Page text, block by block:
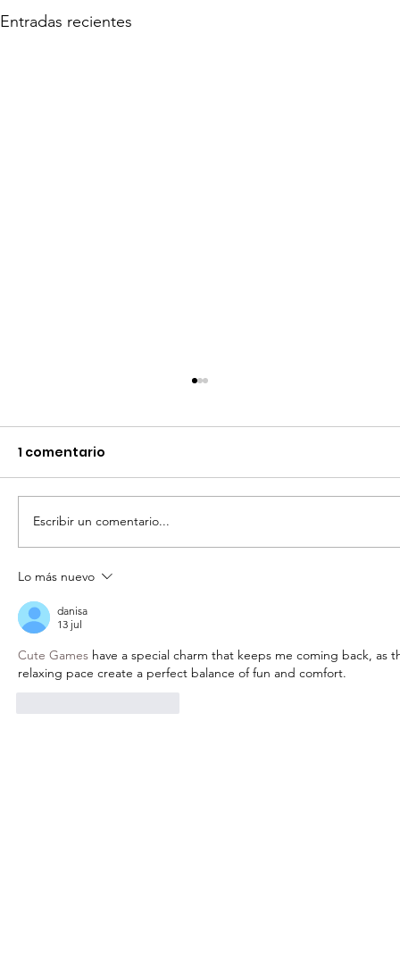
Entradas recientes
A SUS JÓVENES A REPRESENTAR LAS
TRADICIONES DE LAS FIESTAS PATRIAS
1 comentario
Escribir un comentario...
Lo más nuevo
danisa
13 jul
Cute Games have a special charm that keeps me coming back, as
relaxing pace create a perfect balance of fun and comfort.